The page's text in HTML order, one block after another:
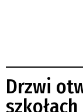
Drzwi
szkołach